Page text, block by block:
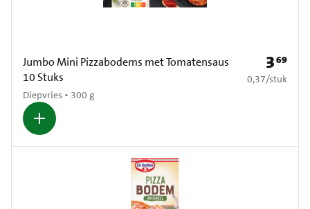
Jumbo Mini Pizzabodems met Tomatensaus
10 Stuks
Diepvries • 300 g
Prijs: €
369
€ 0,37 per stuk
0,37/stuk